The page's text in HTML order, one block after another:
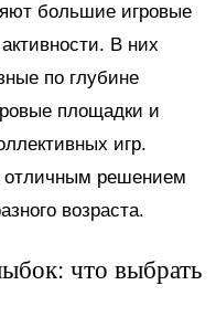
большие игровые
В них
по глубине
площадки и
игр.
отличным решением
возраста.
что выбрать